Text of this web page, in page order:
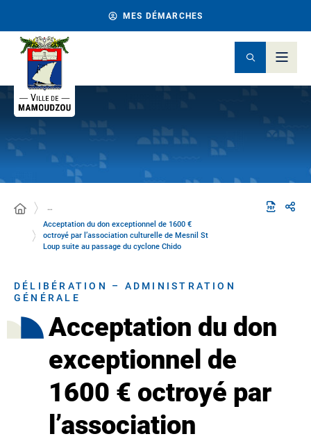
MES DÉMARCHES
…
Acceptation du don exceptionnel de 1600 €
octroyé par l’association culturelle de Mesnil St
Loup suite au passage du cyclone Chido
DÉLIBÉRATION – ADMINISTRATION
GÉNÉRALE
Acceptation du don
exceptionnel de
1600 € octroyé par
l’association